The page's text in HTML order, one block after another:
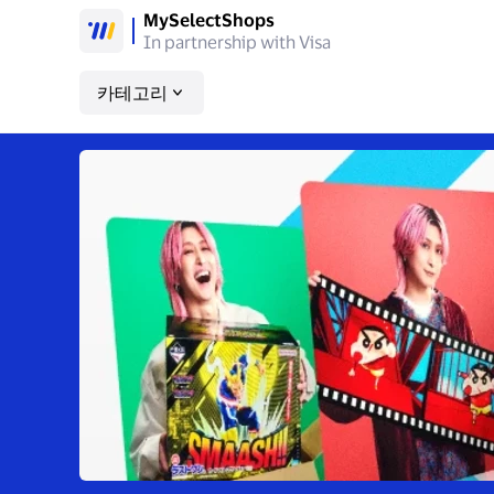
MySelectShops
In partnership with Visa
카테고리